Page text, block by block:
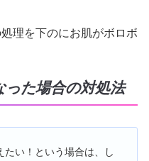
理を下のにお肌がボロボ
った場合の対処法
い！という場合は、し